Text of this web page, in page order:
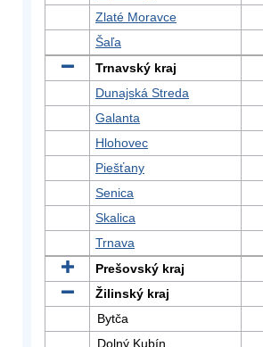
Zlaté Moravce
Šaľa
Trnavský kraj
Dunajská Streda
Galanta
Hlohovec
Piešťany
Senica
Skalica
Trnava
Prešovský kraj
Žilinský kraj
Bytča
Dolný Kubín